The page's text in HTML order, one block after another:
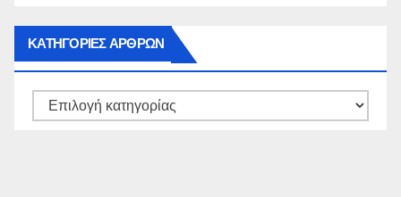
ΚΑΤΗΓΟΡΙΕΣ ΑΡΘΡΩΝ
ΚΑΤΗΓΟΡΙΕΣ